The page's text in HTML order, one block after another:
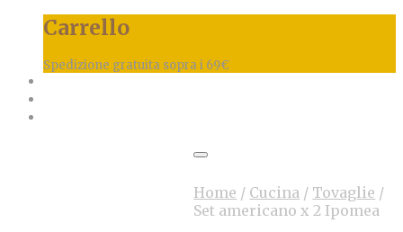
Carrello
Spedizione gratuita sopra i 69€
Home / Cucina / Tovaglie /
Set americano x 2 Ipomea